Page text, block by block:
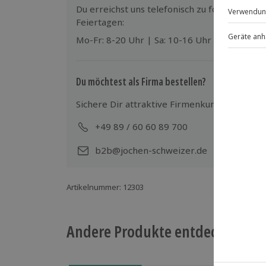
Du erreichst uns telefonisch zu folgenden
Feiertagen:
Mo-Fr: 8-20 Uhr | Sa: 10-16 Uhr
Du möchtest als Firma bestellen?
Sichere Dir attraktive Firmenkunden Vorteile.
+49 89 / 60 60 89 700
b2b@jochen-schweizer.de
Artikelnummer: 12303
Andere Produkte entdecken